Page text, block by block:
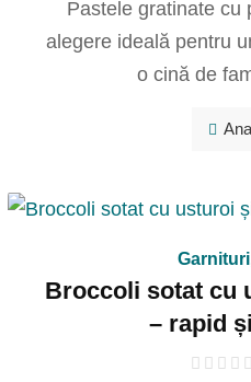
Pastele gratinate cu
alegere ideală pentru
o cină de
Garnituri
Broccoli sotat cu
– rapid